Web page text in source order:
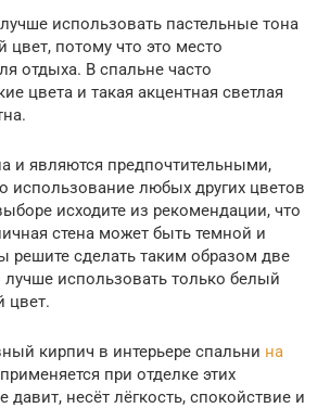
использовать пастельные тона
цвет, потому что это место
отдыха. В спальне часто
цвета и такая акцентная светлая
и являются предпочтительными,
использование любых других цветов
исходите из рекомендации, что
стена может быть темной и
решите сделать таким образом две
лучше использовать только белый
цвет.
кирпич в интерьере спальни на
применяется при отделке этих
несёт лёгкость, спокойствие и